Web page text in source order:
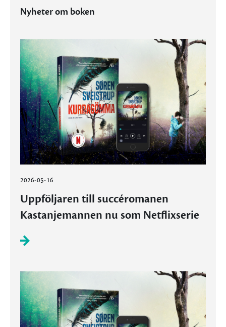
Nyheter om boken
2026-05-16
Uppföljaren till succéromanen
Kastanjemannen nu som Netflixserie